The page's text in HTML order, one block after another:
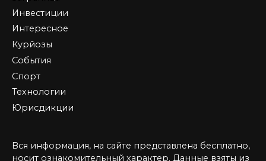
Инвестиции
Интересное
Курйозы
События
Спорт
Технологии
Юрисдикции
Вся информация, на сайте представлена бесплатно,
носит ознакомительный характер. Данные взяты из